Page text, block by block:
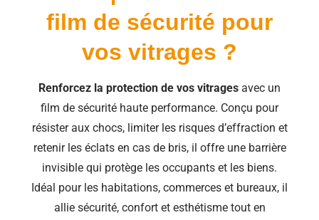
film de sécurité pour
vos vitrages ?
Renforcez la protection de vos vitrages avec un
film de sécurité haute performance. Conçu pour
résister aux chocs, limiter les risques d’effraction et
retenir les éclats en cas de bris, il offre une barrière
invisible qui protège les occupants et les biens.
Idéal pour les habitations, commerces et bureaux, il
allie sécurité, confort et esthétisme tout en